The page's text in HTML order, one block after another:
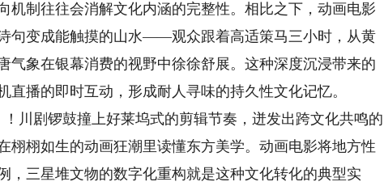
机制往往会消解文化内涵的完整性。相比之下，动画电影
句变成能触摸的山水——观众跟着高适策马三小时，从黄
气象在银幕消费的视野中徐徐舒展。这种深度沉浸带来的
播的即时互动，形成耐人寻味的持久性文化记忆。
剧锣鼓撞上好莱坞式的剪辑节奏，迸发出跨文化共鸣的
栩栩如生的动画狂潮里读懂东方美学。动画电影将地方性
，三星堆文物的数字化重构就是这种文化转化的典型实